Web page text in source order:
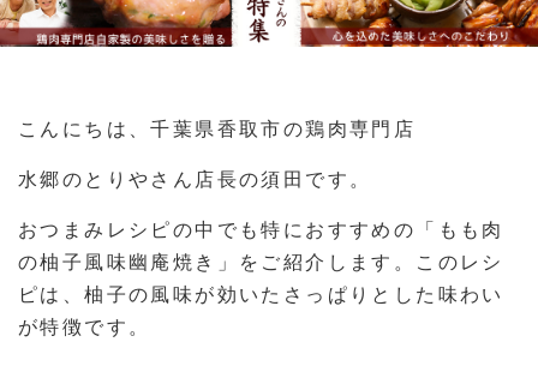
こんにちは、千葉県香取市の鶏肉専門店
水郷のとりやさん店長の須田です。
おつまみレシピの中でも特におすすめの「もも肉
の柚子風味幽庵焼き」をご紹介します。このレシ
ピは、柚子の風味が効いたさっぱりとした味わい
が特徴です。